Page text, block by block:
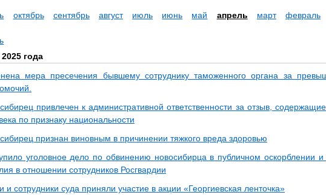
октябрь сентябрь август июль июнь май апрель март февраль
года
мера пресечения бывшему сотруднику таможенного органа за
привлечен к административной ответственности за отзыв,
по признаку национальности
признан виновным в причинении тяжкого вреда здоровью
уголовное дело по обвинению новосибирца в публичном оскорблении и
в отношении сотрудников Росгвардии
и сотрудники суда приняли участие в акции «Георгиевская ленточка»